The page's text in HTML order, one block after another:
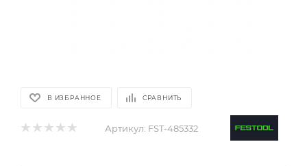
В ИЗБРАННОЕ СРАВНИТЬ
Артикул: FST-485332